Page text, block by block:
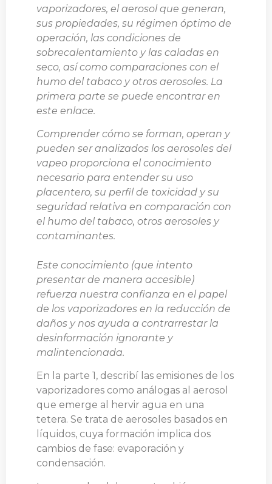
vaporizadores, el aerosol que generan,
sus propiedades, su régimen óptimo de
operación, las condiciones de
sobrecalentamiento y las caladas en
seco, así como comparaciones con el
humo del tabaco y otros aerosoles. La
primera parte se puede encontrar en
este enlace.
Comprender cómo se forman, operan y
pueden ser analizados los aerosoles del
vapeo proporciona el conocimiento
necesario para entender su uso
placentero, su perfil de toxicidad y su
seguridad relativa en comparación con
el humo del tabaco, otros aerosoles y
contaminantes.
Este conocimiento (que intento
presentar de manera accesible)
refuerza nuestra confianza en el papel
de los vaporizadores en la reducción de
daños y nos ayuda a contrarrestar la
desinformación ignorante y
malintencionada.
En la parte 1, describí las emisiones de los
vaporizadores como análogas al aerosol
que emerge al hervir agua en una
tetera. Se trata de aerosoles basados en
líquidos, cuya formación implica dos
cambios de fase: evaporación y
condensación.